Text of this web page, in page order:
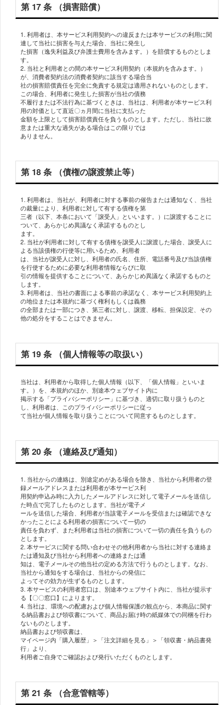
第 17 条 （損害賠償）
1. 利⽤者は、本サービス利⽤契約への違反または本サービスの利⽤に関
連して当社に損害を与えた場合、当社に発⽣し
た損害（逸失利益及び弁護⼠費⽤を含みます。）を賠償するものとしま
す。
2. 当社と利⽤者との間の本サービス利⽤契約（本規約を含みます。）
が、消費者契約法の消費者契約に該当する場合当
社の損害賠償責任を完全に免責する規定は適⽤されないものとします。
この場合、利⽤者に発⽣した損害が当社の債務
不履⾏または不法⾏為に基づくときは、当社は、利⽤者が本サービス利
⽤の対価として直近〇ヵ⽉間に当社に⽀払った
⾦額を上限として損害賠償責任を負うものとします。ただし、当社に故
意または重⼤な過失がある場合はこの限りでは
ありません。
第 18 条 （債権の譲渡禁⽌等）
1. 利⽤者は、当社が、利⽤者に対する事前の催告または通知なく、当社
の裁量により、利⽤者に対して有する債権を第
三者（以下、本条において「譲受⼈」といいます。）に譲渡することに
ついて、あらかじめ異議なく承諾するものとし
ます。
2. 当社が利⽤者に対して有する債権を譲受⼈に譲渡した場合、譲受⼈に
よる当該債権の⾏使等に⽤いるため、利⽤者
は、当社が譲受⼈に対し、利⽤者の⽒名、住所、電話番号及び当該債権
を⾏使するために必要な利⽤者情報ならびに取
引の情報を提供することについて、あらかじめ異議なく承諾するものと
します。
3. 利⽤者は、当社の書⾯による事前の承諾なく、本サービス利⽤契約上
の地位または本規約に基づく権利もしくは義務
の全部または⼀部につき、第三者に対し、譲渡、移転、担保設定、その
第 19 条 （個⼈情報等の取扱い）
当社は、利⽤者から取得した個⼈情報（以下、「個⼈情報」といいま
す。）を、本規約のほか、別途本ウェブサイト内に
掲⽰する「プライバシーポリシー」に基づき、適切に取り扱うものと
し、利⽤者は、このプライバシーポリシーに従っ
て当社が個⼈情報を取り扱うことについて同意するものとします。
第 20 条 （連絡及び通知）
1. 当社からの連絡は、別途定めがある場合を除き、当社から利⽤者の登
録メールアドレスまたは利⽤者が本サービス利
⽤契約申込み時に⼊⼒したメールアドレスに対して電⼦メールを送信し
た時点で完了したものとします。当社が電⼦メ
ールを送信した場合、利⽤者が当該電⼦メールを受信または確認できな
かったことによる利⽤者の損害について⼀切の
責任を負わず、また利⽤者は当社の損害について⼀切の責任を負うもの
とします。
2. 本サービスに関する問い合わせその他利⽤者から当社に対する連絡ま
たは通知及び当社から利⽤者への連絡または通
知は、電⼦メールその他当社の定める⽅法で⾏うものとします。なお、
当社から通知をする場合は、当社からの発信に
よってその効⼒が⽣ずるものとします。
3. 本サービスの利⽤者窓⼝は、別途本ウェブサイト内に、当社が提⽰す
る【〇〇窓⼝】によります。
4. 当社は、環境への配慮および個人情報保護の観点から、本商品に関す
る納品書および領収書について、商品お届け時の紙媒体での同梱を行わ
ないものとします。
納品書および領収書は、
マイページ内「購入履歴」＞「注文詳細を見る」＞「領収書・納品書発
行」より、
第 21 条 （合意管轄等）